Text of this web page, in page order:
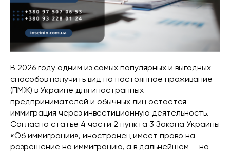
В 2026 году одним из самых популярных и выгодных
способов получить вид на постоянное проживание
(ПМЖ) в Украине для иностранных
предпринимателей и обычных лиц остается
иммиграция через инвестиционную деятельность.
Согласно статье 4 части 2 пункта 3 Закона Украины
«Об иммиграции», иностранец имеет право на
разрешение на иммиграцию, а в дальнейшем — на